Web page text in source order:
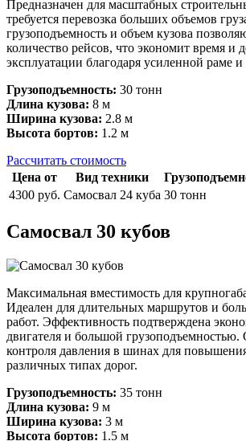
Предназначен для масштабных
требуется перевозка больших объемов
грузоподъемность и объем кузова
количество рейсов, что экономит время и
эксплуатации благодаря усиленной раме и
Грузоподъемность: 30 тонн
Длина кузова: 8 м
Ширина кузова: 2.8 м
Высота бортов: 1.2 м
Рассчитать стоимость
Цена от
Вид техники
4300 руб. Самосвал 24 куба 30 тонн
Самосвал 30 кубов
Максимальная вместимость для
Идеален для длительных маршрутов и
работ. Эффективность подтверждена
двигателя и большой
контроля давления в шинах для
различных типах дорог.
Грузоподъемность: 35 тонн
Длина кузова: 9 м
Ширина кузова: 3 м
Высота бортов: 1.5 м